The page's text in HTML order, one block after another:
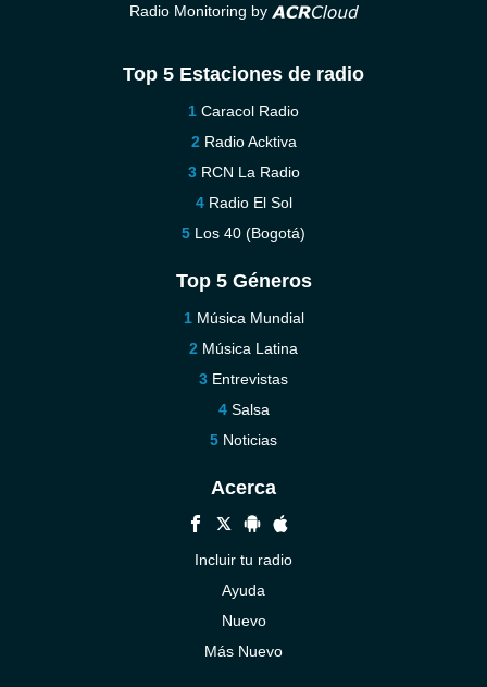
Radio Monitoring by
Top 5 Estaciones de radio
Caracol Radio
Radio Acktiva
RCN La Radio
Radio El Sol
Los 40 (Bogotá)
Top 5 Géneros
Música Mundial
Música Latina
Entrevistas
Salsa
Noticias
Acerca
Incluir tu radio
Ayuda
Nuevo
Más Nuevo